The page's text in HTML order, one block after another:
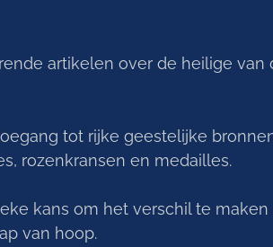
artikelen over de heilige van
tot rijke geestelijke
rozenkransen en medailles.
kans om het verschil te
van hoop.